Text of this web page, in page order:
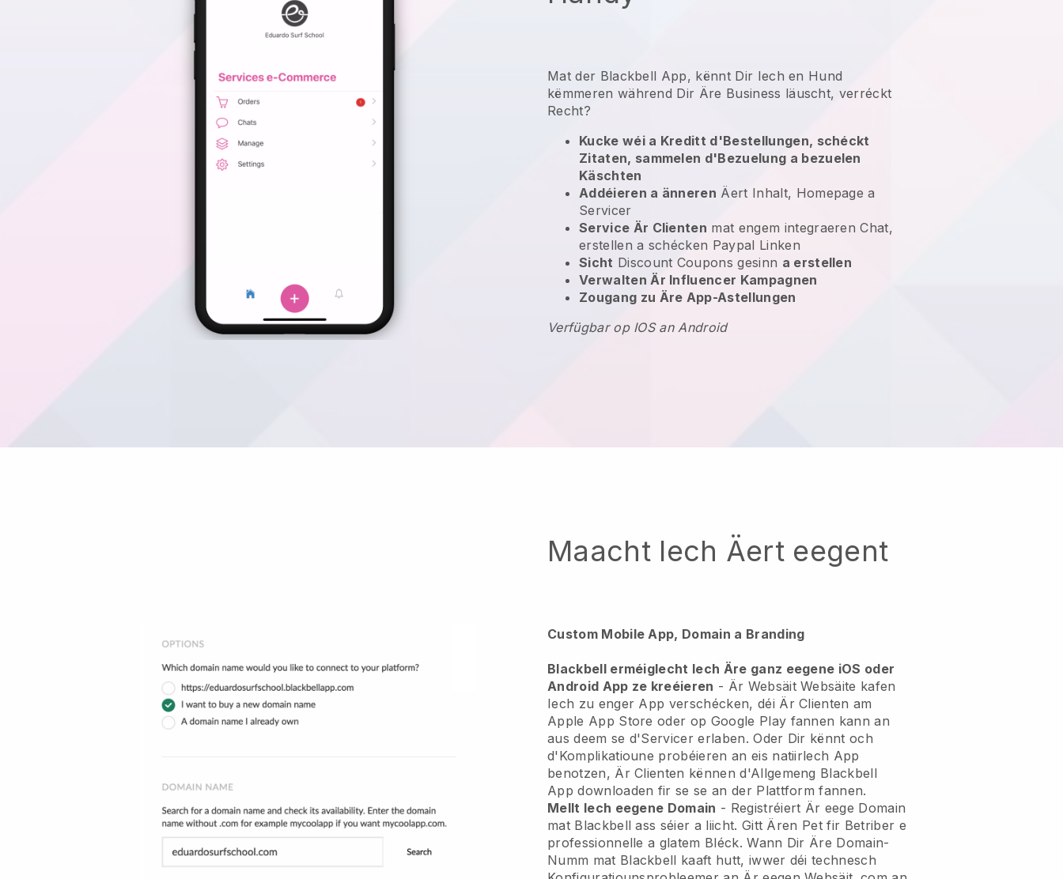
Mat der Blackbell App, kënnt Dir Iech en Hund
këmmeren während Dir Äre Business läuscht, verréckt
Recht?
Kucke wéi a Kreditt d'Bestellungen, schéckt
Zitaten, sammelen d'Bezuelung a bezuelen
Käschten
Addéieren a änneren Äert Inhalt, Homepage a
Servicer
Service Är Clienten mat engem integraeren Chat,
erstellen a schécken Paypal Linken
Sicht Discount Coupons gesinn a erstellen
Verwalten Är Influencer Kampagnen
Zougang zu Äre App-Astellungen
Verfügbar op IOS an Android
Maacht Iech Äert eegent
Custom Mobile App, Domain a Branding
Blackbell erméiglecht Iech Äre ganz eegene iOS oder
Android App ze kreéieren - Är Websäit Websäite kafen
Iech zu enger App verschécken, déi Är Clienten am
Apple App Store oder op Google Play fannen kann an
aus deem se d'Servicer erlaben. Oder Dir kënnt och
d'Komplikatioune probéieren an eis natiirlech App
benotzen, Är Clienten kënnen d'Allgemeng Blackbell
App downloaden fir se se an der Plattform fannen.
Mellt Iech eegene Domain - Registréiert Är eege Domain
mat Blackbell ass séier a liicht. Gitt Ären Pet fir Betriber e
professionnelle a glatem Bléck. Wann Dir Äre Domain-
Numm mat Blackbell kaaft hutt, iwwer déi technesch